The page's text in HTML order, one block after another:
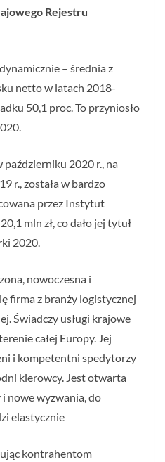
Rejestru
– średnia z
netto w latach 2018-
50,1 proc. To przyniosło
2020 r., na
r., została w bardzo
przez Instytut
mln zł, co dało jej tytuł
2020.
nowoczesna i
firma z branży logistycznej
Świadczy usługi krajowe
całej Europy. Jej
i kompetentni spedytorzy
kierowcy. Jest otwarta
nowe wyzwania, do
elastycznie
kontrahentom